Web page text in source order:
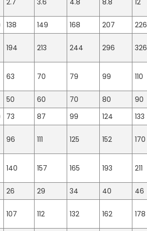
138 149 168 207 226
194 213 244 296 326
63 70 79 99 110
50 60 70 80 90
73 87 99 124 133
96 111 125 152 170
140 157 165 193 211
26 29 34 40 46
107 112 132 162 178